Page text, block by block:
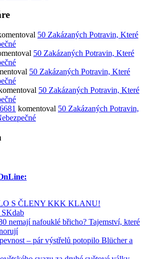
50 Zakázaných Potravin, Které
50 Zakázaných Potravin, Které
50 Zakázaných Potravin, Které
50 Zakázaných Potravin, Které
komentoval 50 Zakázaných Potravin,
S ČLENY KKK KLANU!
SKdab
nemají nafouklé břicho? Tajemství, které
– pár výstřelů potopilo Blücher a